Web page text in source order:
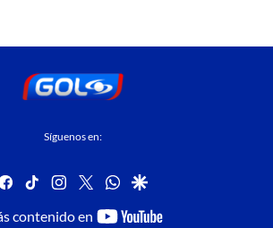
Síguenos en:
facebook
tiktok instagram
twitterwhatsapp
google
contenido en
youtube-